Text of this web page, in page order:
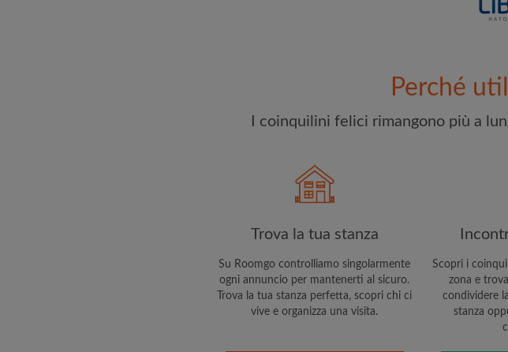
Perché
I coinquilini felici rimangono più a
Trova la tua stanza
Su Roomgo controlliamo singolarmente
ogni annuncio per mantenerti al sicuro.
Trova la tua stanza perfetta, scopri chi ci
vive e organizza una visita.
Scopri i
zona e
condividere
stanza